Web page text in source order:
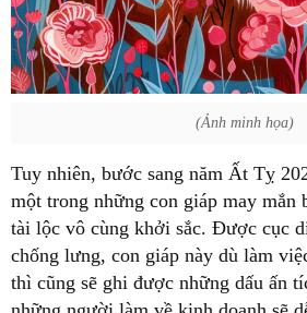
(Ảnh minh họa)
Tuy nhiên, bước sang năm Ất Tỵ
một trong những con giáp may mắn
tài lộc vô cùng khởi sắc. Được cục
chống lưng, con giáp này dù làm
thì cũng sẽ ghi được những dấu ấn